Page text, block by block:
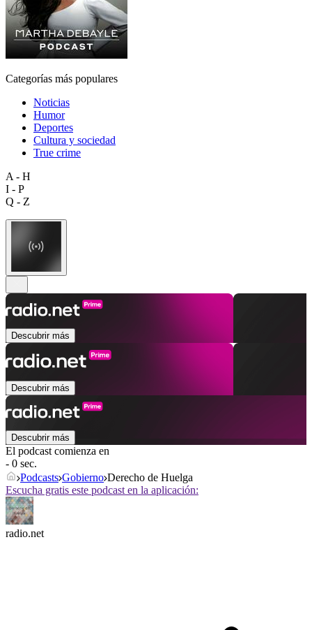
Categorías más populares
Noticias
Humor
Deportes
Cultura y sociedad
True crime
A - H
I - P
Q - Z
Descubrir más
Descubrir más
Descubrir más
El podcast comienza en
- 0 sec.
Podcasts Gobierno Derecho de Huelga
Escucha gratis este podcast en la aplicación:
radio.net